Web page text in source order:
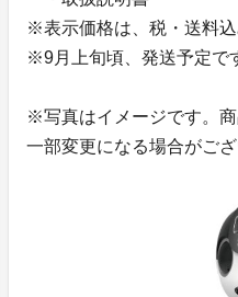
※表示価格は、税・送料込
※9月上旬頃、発送予定で
※写真はイメージです。
一部変更になる場合がご